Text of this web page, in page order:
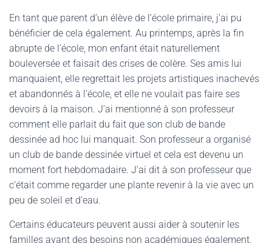
En tant que parent d’un élève de l’école primaire, j’ai pu
bénéficier de cela également. Au printemps, après la fin
abrupte de l’école, mon enfant était naturellement
bouleversée et faisait des crises de colère. Ses amis lui
manquaient, elle regrettait les projets artistiques inachevés
et abandonnés à l’école, et elle ne voulait pas faire ses
devoirs à la maison. J’ai mentionné à son professeur
comment elle parlait du fait que son club de bande
dessinée ad hoc lui manquait. Son professeur a organisé
un club de bande dessinée virtuel et cela est devenu un
moment fort hebdomadaire. J’ai dit à son professeur que
c’était comme regarder une plante revenir à la vie avec un
peu de soleil et d’eau.
Certains éducateurs peuvent aussi aider à soutenir les
familles ayant des besoins non académiques également.